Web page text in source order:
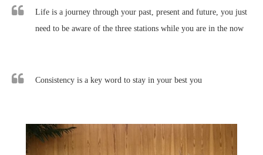
Life is a journey through your past, present and future, you just
need to be aware of the three stations while you are in the now
Consistency is a key word to stay in your best you